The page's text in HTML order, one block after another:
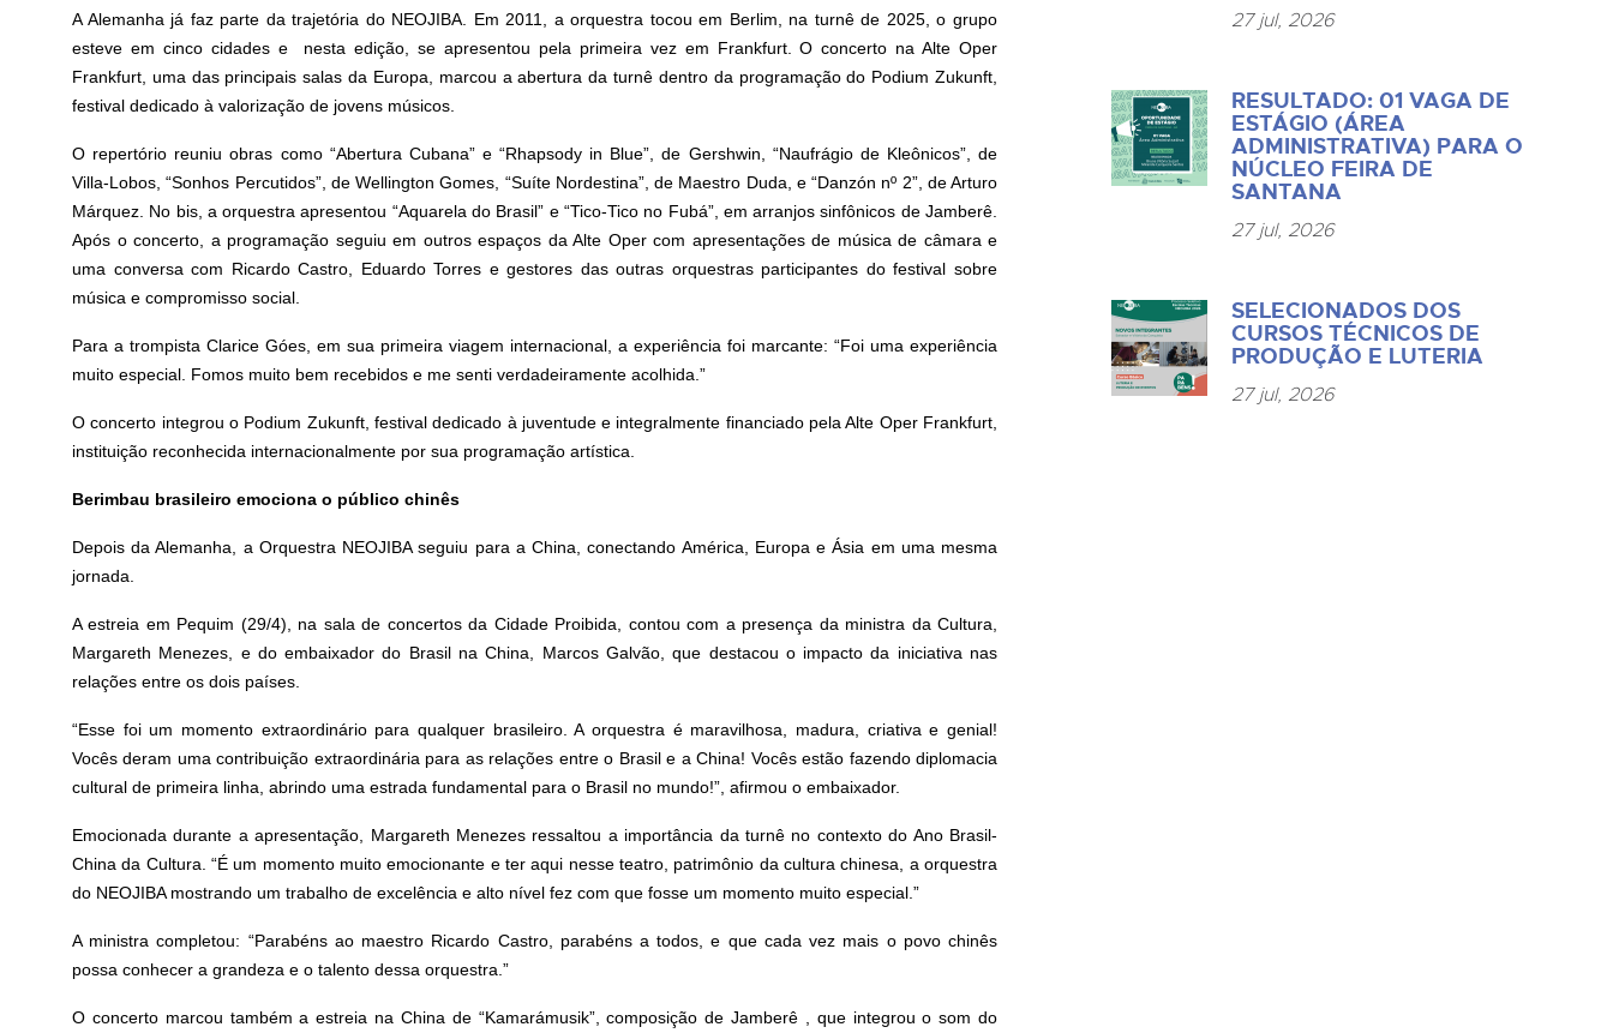
A Alemanha já faz parte da trajetória do NEOJIBA. Em 2011, a orquestra tocou em Berlim, na turnê de 2025, o grupo
esteve em cinco cidades e nesta edição, se apresentou pela primeira vez em Frankfurt. O concerto na Alte Oper
Frankfurt, uma das principais salas da Europa, marcou a abertura da turnê dentro da programação do Podium Zukunft,
festival dedicado à valorização de jovens músicos.
O repertório reuniu obras como “Abertura Cubana” e “Rhapsody in Blue”, de Gershwin, “Naufrágio de Kleônicos”, de
Villa-Lobos, “Sonhos Percutidos”, de Wellington Gomes, “Suíte Nordestina”, de Maestro Duda, e “Danzón nº 2”, de Arturo
Márquez. No bis, a orquestra apresentou “Aquarela do Brasil” e “Tico-Tico no Fubá”, em arranjos sinfônicos de Jamberê.
Após o concerto, a programação seguiu em outros espaços da Alte Oper com apresentações de música de câmara e
uma conversa com Ricardo Castro, Eduardo Torres e gestores das outras orquestras participantes do festival sobre
música e compromisso social.
Para a trompista Clarice Góes, em sua primeira viagem internacional, a experiência foi marcante: “Foi uma experiência
muito especial. Fomos muito bem recebidos e me senti verdadeiramente acolhida.”
O concerto integrou o Podium Zukunft, festival dedicado à juventude e integralmente financiado pela Alte Oper Frankfurt,
instituição reconhecida internacionalmente por sua programação artística.
Berimbau brasileiro emociona o público chinês
Depois da Alemanha, a Orquestra NEOJIBA seguiu para a China, conectando América, Europa e Ásia em uma mesma
jornada.
A estreia em Pequim (29/4), na sala de concertos da Cidade Proibida, contou com a presença da ministra da Cultura,
Margareth Menezes, e do embaixador do Brasil na China, Marcos Galvão, que destacou o impacto da iniciativa nas
relações entre os dois países.
“Esse foi um momento extraordinário para qualquer brasileiro. A orquestra é maravilhosa, madura, criativa e genial!
Vocês deram uma contribuição extraordinária para as relações entre o Brasil e a China! Vocês estão fazendo diplomacia
cultural de primeira linha, abrindo uma estrada fundamental para o Brasil no mundo!”, afirmou o embaixador.
Emocionada durante a apresentação, Margareth Menezes ressaltou a importância da turnê no contexto do Ano Brasil-
China da Cultura. “É um momento muito emocionante e ter aqui nesse teatro, patrimônio da cultura chinesa, a orquestra
do NEOJIBA mostrando um trabalho de excelência e alto nível fez com que fosse um momento muito especial.”
A ministra completou: “Parabéns ao maestro Ricardo Castro, parabéns a todos, e que cada vez mais o povo chinês
possa conhecer a grandeza e o talento dessa orquestra.”
O concerto marcou também a estreia na China de “Kamarámusik”, composição de Jamberê , que integrou o som do
27 jul, 2026
RESULTADO: 01 VAGA DE
ESTÁGIO (ÁREA
ADMINISTRATIVA) PARA O
NÚCLEO FEIRA DE
SANTANA
27 jul, 2026
SELECIONADOS DOS
CURSOS TÉCNICOS DE
PRODUÇÃO E LUTERIA
27 jul, 2026